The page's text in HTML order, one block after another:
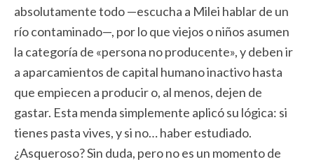
absolutamente todo —escucha a Milei hablar de un
río contaminado—, por lo que viejos o niños asumen
la categoría de «persona no producente», y deben ir
a aparcamientos de capital humano inactivo hasta
que empiecen a producir o, al menos, dejen de
gastar. Esta menda simplemente aplicó su lógica: si
tienes pasta vives, y si no… haber estudiado.
¿Asqueroso? Sin duda, pero no es un momento de